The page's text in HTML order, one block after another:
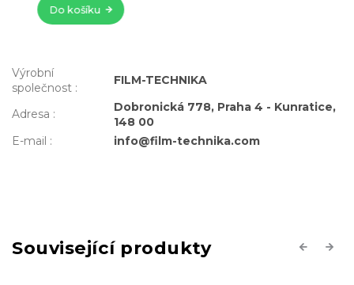
Do košíku
Výrobní
společnost :
FILM-TECHNIKA
Adresa :
Dobronická 778, Praha 4 - Kunratice,
148 00
E-mail : info@film-technika.com
Související produkty Previous
Next